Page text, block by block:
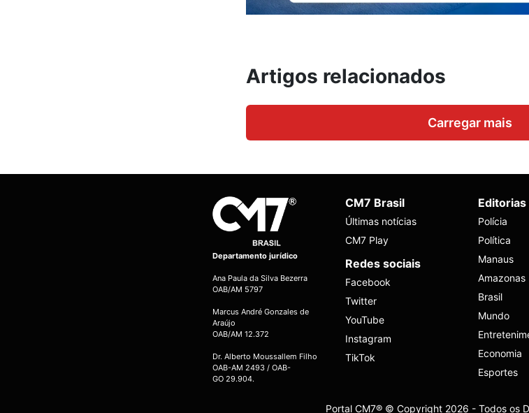
Artigos relacionados
Carregar mais
Departamento jurídico
Ana Paula da Silva Bezerra
OAB/AM 5797
Marcus André Gonzales de
Araújo
OAB/AM 12.372
Dr. Alberto Moussallem Filho
OAB-AM 2493 / OAB-
GO 29.904.
CM7 Brasil
Últimas notícias
CM7 Play
Redes sociais
Facebook
Twitter
YouTube
Instagram
TikTok
Editorias
Polícia
Política
Manaus
Amazonas
Brasil
Mundo
Economia
Esportes
Portal CM7® © Copyright 2026 - Todos os